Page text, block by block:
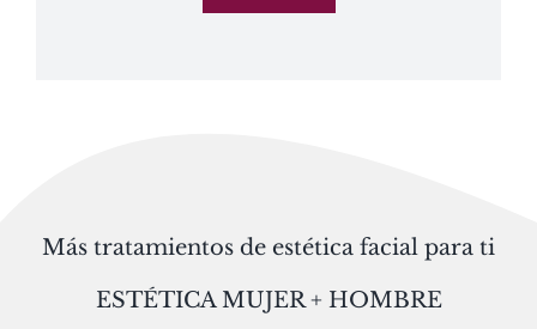
Más tratamientos de estética facial para ti
ESTÉTICA MUJER + HOMBRE